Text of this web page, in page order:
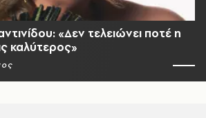
«Δεν τελειώνει ποτέ η
καλύτερος»